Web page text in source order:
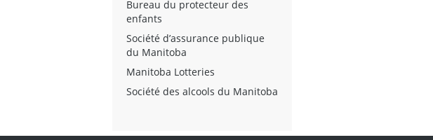
Bureau du protecteur des
enfants
Société d’assurance publique
du Manitoba
Manitoba Lotteries
Société des alcools du Manitoba